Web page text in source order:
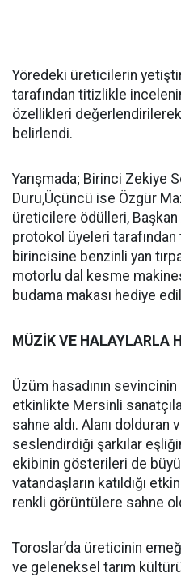
Yöredeki üreticilerin
tarafından titizlikle
özellikleri
belirlendi.
Yarışmada; Birinci Zekiye
Duru,Üçüncü ise Özgür
üreticilere ödülleri, Başkan
protokol üyeleri tarafından
birincisine benzinli yan
motorlu dal kesme
budama makası hediye
MÜZİK VE HALAYLARLA
Üzüm hasadının sevincinin
etkinlikte Mersinli
sahne aldı. Alanı dolduran
seslendirdiği şarkılar
ekibinin gösterileri de
vatandaşların katıldığı
renkli görüntülere sahne
Toroslar’da üreticinin
ve geleneksel tarım